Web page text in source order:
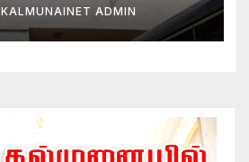
KALMUNAINET ADMIN